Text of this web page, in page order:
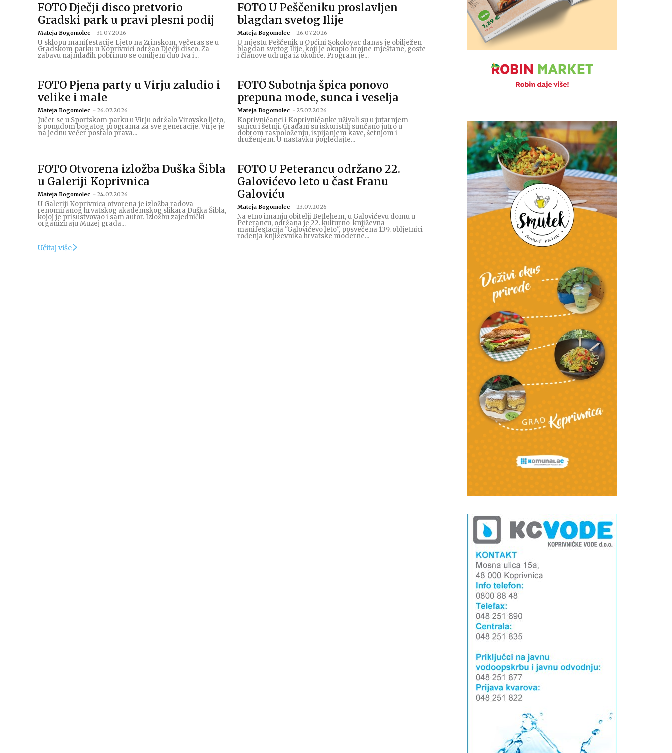
FOTO Dječji disco pretvorio
Gradski park u pravi plesni podij
Mateja Bogomolec - 31.07.2026
U sklopu manifestacije Ljeto na Zrinskom, večeras se u
Gradskom parku u Koprivnici održao Dječji disco. Za
zabavu najmlađih pobrinuo se omiljeni duo Iva i...
FOTO U Peščeniku proslavljen
blagdan svetog Ilije
Mateja Bogomolec - 26.07.2026
U mjestu Peščenik u Općini Sokolovac danas je obilježen
blagdan svetog Ilije, koji je okupio brojne mještane, goste
i članove udruga iz okolice. Program je...
FOTO Pjena party u Virju zaludio i
velike i male
Mateja Bogomolec - 26.07.2026
Jučer se u Sportskom parku u Virju održalo Virovsko ljeto,
s ponudom bogatog programa za sve generacije. Virje je
na jednu večer postalo prava...
FOTO Subotnja špica ponovo
prepuna mode, sunca i veselja
Mateja Bogomolec - 25.07.2026
Koprivničanci i Koprivničanke uživali su u jutarnjem
suncu i šetnji. Građani su iskoristili sunčano jutro u
dobrom raspoloženju, ispijanjem kave, šetnjom i
druženjem. U nastavku pogledajte...
FOTO Otvorena izložba Duška Šibla
u Galeriji Koprivnica
Mateja Bogomolec - 24.07.2026
U Galeriji Koprivnica otvorena je izložba radova
renomiranog hrvatskog akademskog slikara Duška Šibla,
kojoj je prisustvovao i sam autor. Izložbu zajednički
organiziraju Muzej grada...
FOTO U Peterancu održano 22.
Galovićevo leto u čast Franu
Galoviću
Mateja Bogomolec - 23.07.2026
Na etno imanju obitelji Betlehem, u Galovićevu domu u
Peterancu, održana je 22. kulturno-književna
manifestacija "Galovićevo leto", posvećena 139. obljetnici
rođenja književnika hrvatske moderne...
Učitaj više